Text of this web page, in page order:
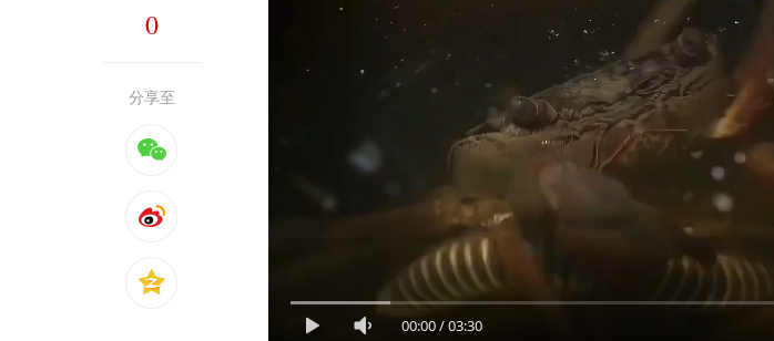
0
分享至
00:00/03:30